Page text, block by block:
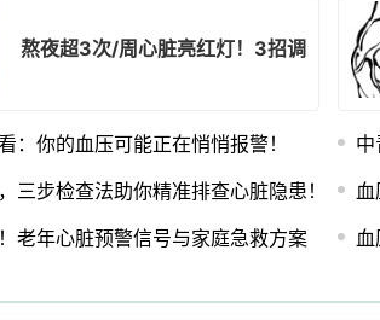
熬夜超3次/周心脏亮红灯！3招调整生物
：你的血压可能正在悄悄报警！
三步检查法助你精准排查心脏隐患！
血
老年心脏预警信号与家庭急救方案